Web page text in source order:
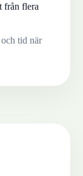
från flera
tid när